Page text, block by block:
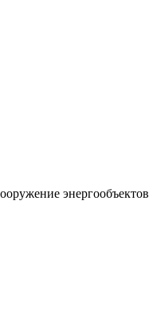
энергообъектов